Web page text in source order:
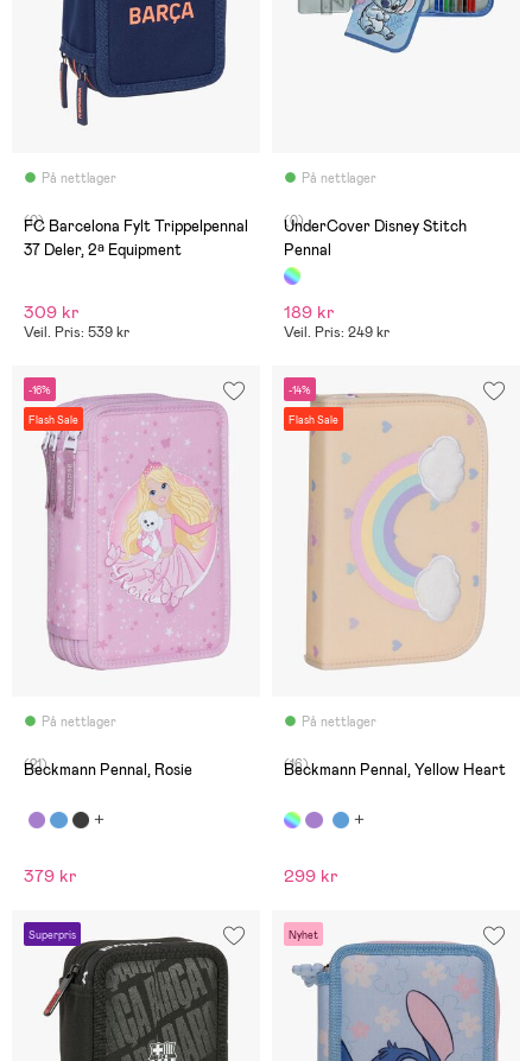
På nettlager
(0)
FC Barcelona Fylt Trippelpennal
37 Deler, 2ª Equipment
309 kr
Veil. Pris: 539 kr
På nettlager
(0)
UnderCover Disney Stitch
Pennal
189 kr
Veil. Pris: 249 kr
-16%
Flash Sale
På nettlager
(21)
Beckmann Pennal, Rosie
379 kr
-14%
Flash Sale
På nettlager
(16)
Beckmann Pennal, Yellow Heart
299 kr
Superpris Nyhet